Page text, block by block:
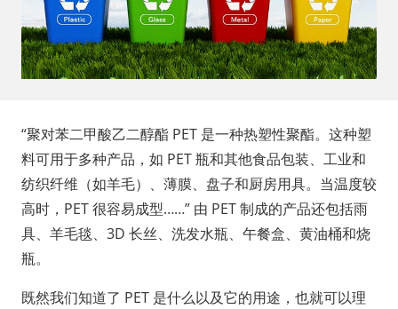
“聚对苯二甲酸乙二醇酯 PET 是一种热塑性聚酯。这种塑
料可用于多种产品，如 PET 瓶和其他食品包装、工业和
纺织纤维（如羊毛）、薄膜、盘子和厨房用具。当温度较
高时，PET 很容易成型……” 由 PET 制成的产品还包括雨
具、羊毛毯、3D 长丝、洗发水瓶、午餐盒、黄油桶和烧
瓶。
既然我们知道了 PET 是什么以及它的用途，也就可以理